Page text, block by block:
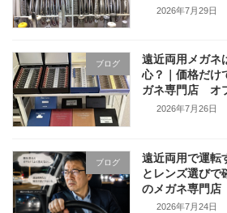
2026年7月29日
ブログ
遠近両用メガネ
心？｜価格だけ
ガネ専門店 オ
2026年7月26日
ブログ
遠近両用で運転
とレンズ選びで
のメガネ専門
2026年7月24日